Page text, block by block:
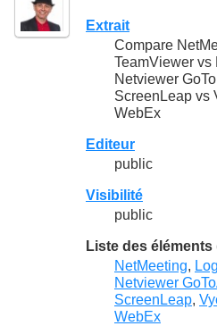
Extrait
Compare
TeamViewer vs
Netviewer
ScreenLeap vs
WebEx
Editeur
public
Visibilité
public
Liste des éléments
NetMeeting,
Netviewer
ScreenLeap,
WebEx